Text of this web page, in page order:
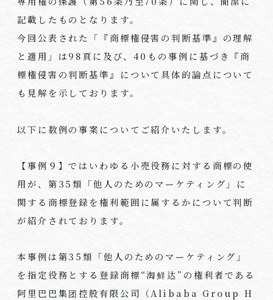
記載したものとなります。
今回公表された「『商標権侵害の判断基準』の理解
と適用」は98頁に及び、 40 もの事例に基づき『商
標権侵害の判断基準』について具体的論点について
も見解を示しております。
以下に数例の事案についてご紹介いたします。
【事例９】ではいわゆる小売役務に対する商標の使
用が、第35類「他人のためのマーケティング」に
関する商標登録を権利範囲に属するかについて判断
が紹介されております。
本事例は第35類「他人のためのマーケティング」
を指定役務とする登録商標“淘鲜达” の権利者である
阿里巴巴集团控股有限公司（Alibaba Group H